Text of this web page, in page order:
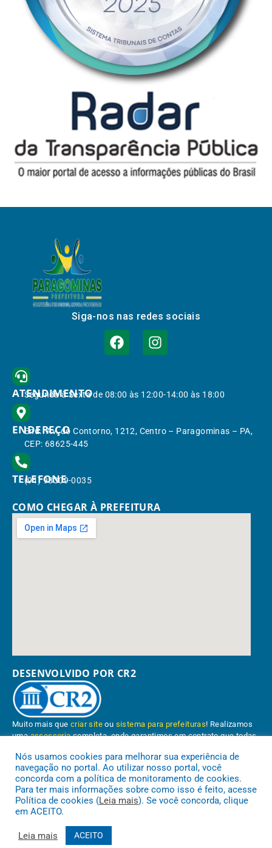
Siga-nos nas redes sociais
ATENDIMENTO
Segunda à Sexta de 08:00 às 12:00-14:00 às 18:00
ENDEREÇO
End.: Av. do Contorno, 1212, Centro – Paragominas – PA,
CEP: 68625-445
TELEFONE
(91) 98309-0035
COMO CHEGAR À PREFEITURA
DESENVOLVIDO POR CR2
Muito mais quecriar site ou sistema para prefeituras! Realizamos
umaassessoriacompleta, onde garantimos em contrato que todas
Conheça oPNTP e oRadar da Transparência Pública
Nós usamos cookies para melhorar sua experiência de
navegação no portal. Ao utilizar nosso portal, você
concorda com a política de monitoramento de cookies.
Para ter mais informações sobre como isso é feito, acesse
Política de cookies (Leia mais). Se você concorda, clique
em ACEITO.
Leia mais ACEITO